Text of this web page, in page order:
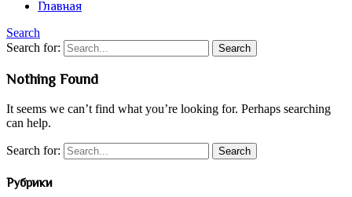
Главная
Search
Search for:
Nothing Found
It seems we can’t find what you’re looking for. Perhaps searching
can help.
Search for:
Рубрики